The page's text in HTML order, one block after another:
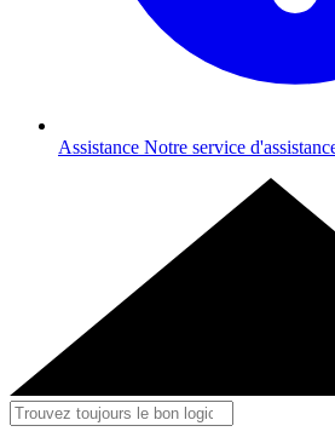
Assistance Notre service